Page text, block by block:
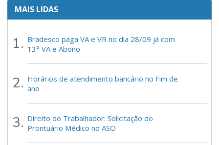
MAIS LIDAS
Bradesco paga VA e VR no dia 28/09 já com
13° VA e Abono
Horários de atendimento bancário no Fim de
ano
Direito do Trabalhador: Solicitação do
Prontuário Médico no ASO